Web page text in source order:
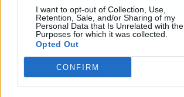
I want to opt-out of Collection, Use,
Retention, Sale, and/or Sharing of my
Personal Data that Is Unrelated with the
Purposes for which it was collected.
Opted Out
CONFIRM
Los más vistos